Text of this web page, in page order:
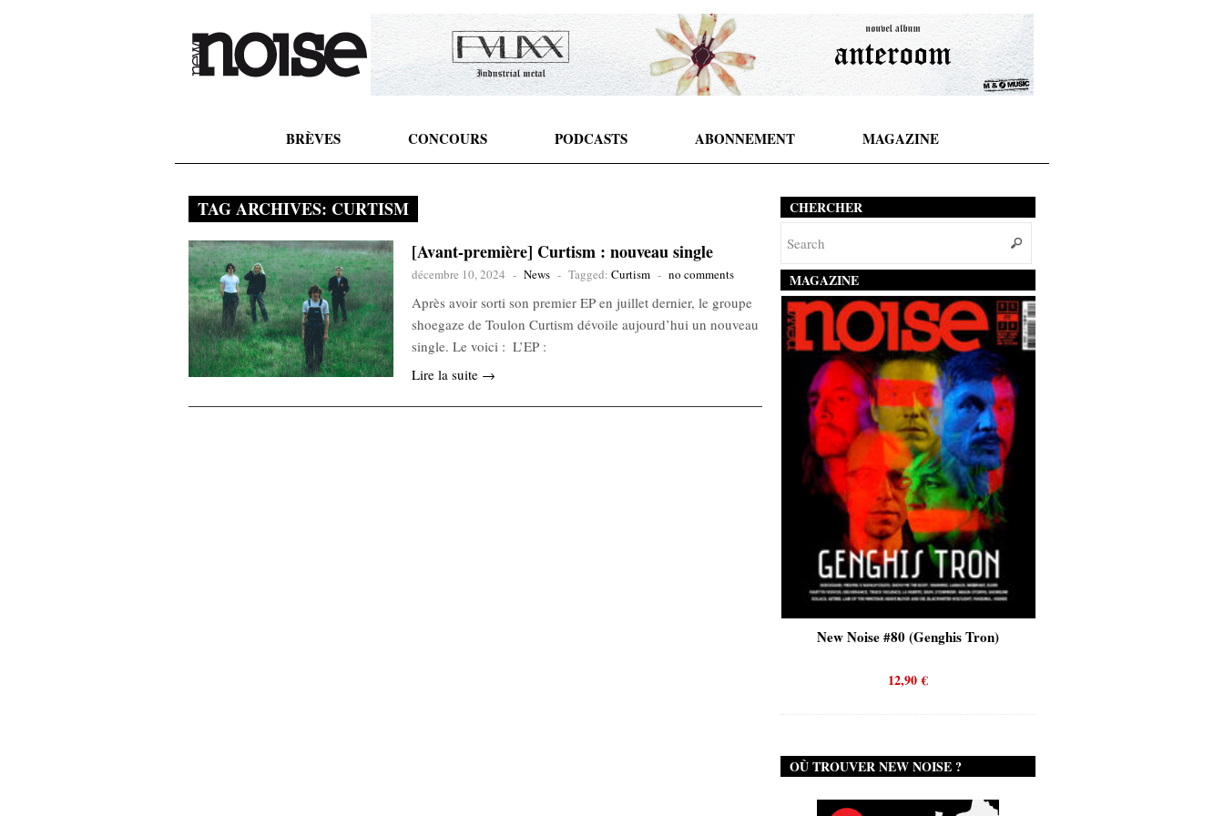
BRÈVES CONCOURS PODCASTS ABONNEMENT MAGAZINE
TAG ARCHIVES: CURTISM
[Avant-première] Curtism : nouveau single
décembre 10, 2024 - News - Tagged: Curtism - no comments
Après avoir sorti son premier EP en juillet dernier, le groupe
shoegaze de Toulon Curtism dévoile aujourd’hui un nouveau
single. Le voici : L’EP :
Lire la suite →
CHERCHER
MAGAZINE
New Noise #80 (Genghis Tron)
12,90€
OÙ TROUVER NEW NOISE ?